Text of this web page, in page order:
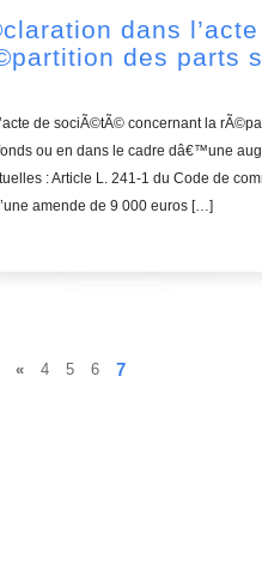
dans
des parts
de sociÃ©tÃ© concernant la
ou en dans le cadre dâ€™une
: Article L. 241-1 du Code de
amende de 9 000 euros […]
« 4 5 6 7